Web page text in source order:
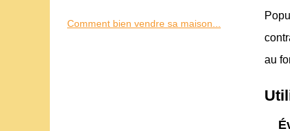
au
Comment bien vendre sa maison...